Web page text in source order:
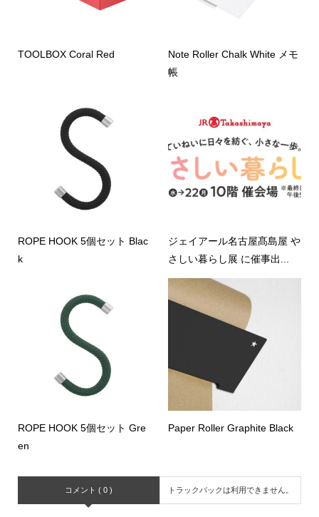
TOOLBOX Coral Red
Note Roller Chalk White メモ
帳
ROPE HOOK 5個セット Blac
k
ジェイアール名古屋髙島屋 や
さしい暮らし展 に催事出...
ROPE HOOK 5個セット Gre
en
Paper Roller Graphite Black
コメント ( 0 ) トラックバックは利用できません。